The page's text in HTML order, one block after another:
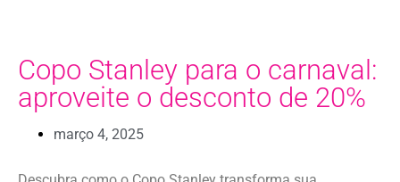
Copo Stanley para o carnaval:
aproveite o desconto de 20%
março 4, 2025